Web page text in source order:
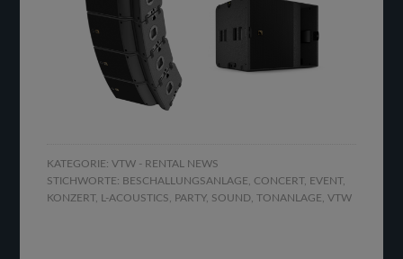
KATEGORIE:VTW - RENTAL NEWS
STICHWORTE: BESCHALLUNGSANLAGE CONCERT, EVENT,
KONZERT, L-ACOUSTICS PARTY, SOUND ,TONANLAGE ,VTW